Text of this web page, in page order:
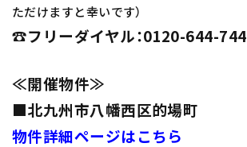
ただけますと幸いです）
☎フリーダイヤル：0120-644-744
≪開催物件≫
■北九州市八幡西区的場町
物件詳細ページはこちら